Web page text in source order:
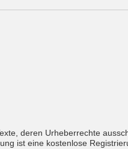
deren Urheberrechte
ist eine kostenlose